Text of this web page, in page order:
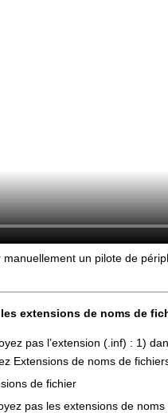
un pilote de
extensions de noms de
pas l’extension (.inf) : 1)
Extensions de noms de
pas les extensions de